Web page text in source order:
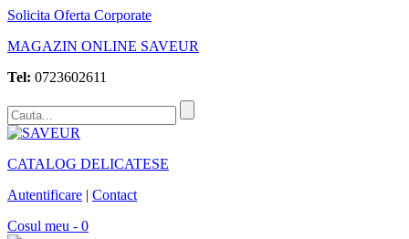
Solicita Oferta Corporate
MAGAZIN ONLINE SAVEUR
Tel: 0723602611
CATALOG DELICATESE
Autentificare | Contact
Cosul meu - 0